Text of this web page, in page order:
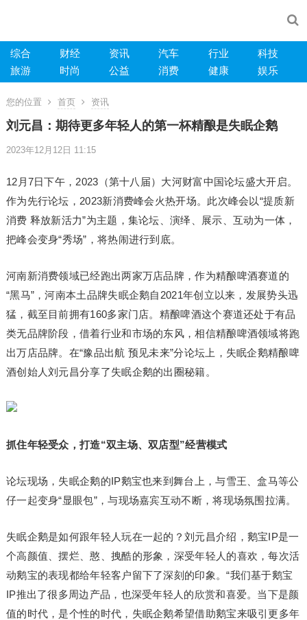
综合 财经 资讯 汽车 行业
科技
旅游
时尚 公益 消费 健康 娱乐
您的位置 首页 资讯
刘元昌：期待更多年轻人的第一杯精酿是失眠企鹅
2023年12月12日 11:15
12月7日下午，2023（第十八届）大河财富中国论坛盛大开启。
作为先行论坛，2023新消费峰会火热开场。此次峰会以“提质新
消费 释放新活力”为主题，集论坛、演绎、展示、互动为一体，
把峰会变身“秀场”，将热闹进行到底。
河南新消费领域已经跑出两家万店品牌，作为精酿啤酒赛道的
“黑马”，河南本土品牌失眠企鹅自2021年创立以来，发展势头迅
猛，截至目前拥有160多家门店。精酿啤酒这个赛道还处于有品
类无品牌阶段，借着行业和市场的东风，相信精酿啤酒领域将跑
出万店品牌。在“豫品出航 预见未来”分论坛上，失眠企鹅精酿啤
酒创始人刘元昌分享了失眠企鹅的出圈秘籍。
抓住年轻受众 ，打造“双主场、双店型”经营模式
论坛现场，失眠企鹅的IP鹅宝也来到舞台上，与雪王、盒马等公
仔一起变身“显眼包”，与现场嘉宾互动不断，将现场氛围拉满。
失眠企鹅是如何跟年轻人玩在一起的？刘元昌介绍，鹅宝IP是一
个高颜值、摆烂、憨、拽酷的形象，深受年轻人的喜欢，每次活
动鹅宝的表现都给年轻客户留下了深刻的印象。“我们基于鹅宝
IP推出了很多周边产品，也深受年轻人的欣赏和喜爱。当下是颜
值的时代，是个性的时代，失眠企鹅希望借助鹅宝来吸引更多年